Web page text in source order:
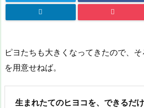
ピヨたちも大きくなってきたので、
を用意せねば。
生まれたてのヒヨコを、できるだけ